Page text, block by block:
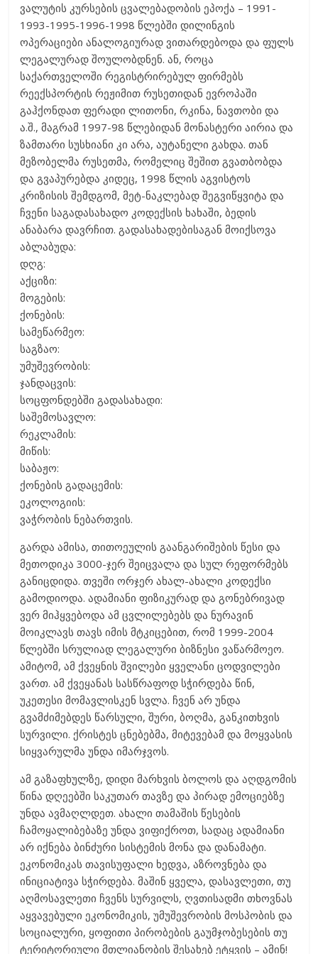
ვალუტის კურსების ცვალებადობის ეპოქა – 1991-
1993-1995-1996-1998 წლებში დილინგის
ოპერაციები ანალოგიურად ვითარდებოდა და ფულს
ლეგალურად შოულობდნენ. ან, როცა
საქართველოში რეგისტრირებულ ფირმებს
რეექსპორტის რეჟიმით რუსეთიდან ევროპაში
გაჰქონდათ ფერადი ლითონი, რკინა, ნავთობი და
ა.შ., მაგრამ 1997-98 წლებიდან მონასტერი აირია და
ზამთარი სუსხიანი კი არა, აუტანელი გახდა. თან
მეზობელმა რუსეთმა, რომელიც შეშით გვათბობდა
და გვაპურებდა კიდეც, 1998 წლის აგვისტოს
კრიზისის შემდგომ, მეტ-ნაკლებად შეგვიწყვიტა და
ჩვენი საგადასახადო კოდექსის ხახაში, ბედის
ანაბარა დავრჩით. გადასახადებისაგან მოიქსოვა
აბლაბუდა:
დღგ:
აქციზი:
მოგების:
ქონების:
სამეწარმეო:
საგზაო:
უმუშევრობის:
ჯანდაცვის:
სოცფონდებში გადასახადი:
საშემოსავლო:
რეკლამის:
მიწის:
საბაჟო:
ქონების გადაცემის:
ეკოლოგიის:
ვაჭრობის ნებართვის.
გარდა ამისა, თითოეულის გაანგარიშების წესი და
მეთოდიკა 3000-ჯერ შეიცვალა და სულ რეფორმებს
განიცდიდა. თვეში ორჯერ ახალ-ახალი კოდექსი
გამოდიოდა. ადამიანი ფიზიკურად და გონებრივად
ვერ მიჰყვებოდა ამ ცვლილებებს და ნურავინ
მოიკლავს თავს იმის მტკიცებით, რომ 1999-2004
წლებში სრულიად ლეგალური ბიზნესი ვაწარმოეო.
ამიტომ, ამ ქვეყნის შვილები ყველანი ცოდვილები
ვართ. ამ ქვეყანას სასწრაფოდ სჭირდება წინ,
უკეთესი მომავლისკენ სვლა. ჩვენ არ უნდა
გვამძიმებდეს წარსული, შური, ბოღმა, განკითხვის
სურვილი. ქრისტეს ცნებებმა, მიტევებამ და მოყვასის
სიყვარულმა უნდა იმარჯვოს.
ამ გაზაფხულზე, დიდი მარხვის ბოლოს და აღდგომის
წინა დღეებში საკუთარ თავზე და პირად ემოციებზე
უნდა ავმაღლდეთ. ახალი თამაშის წესების
ჩამოყალიბებაზე უნდა ვიფიქროთ, სადაც ადამიანი
არ იქნება ბინძური სისტემის მონა და დანამატი.
ეკონომიკას თავისუფალი ხედვა, აზროვნება და
ინიციატივა სჭირდება. მაშინ ყველა, დასავლეთი, თუ
აღმოსავლეთი ჩვენს სურვილს, ღვთისადმი თხოვნას
აყვავებული ეკონომიკის, უმუშევრობის მოსპობის და
სოციალური, ყოფითი პირობების გაუმჯობესების თუ
ტერიტორიული მთლიანობის შესახებ ეტყვის – ამინ!